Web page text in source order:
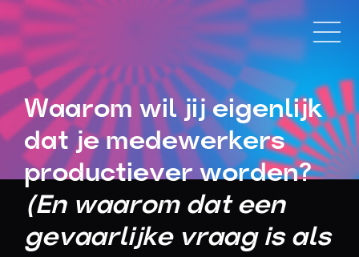
Waarom wil jij eigenlijk
dat je medewerkers
productiever worden?
(En waarom dat een
gevaarlijke vraag is als